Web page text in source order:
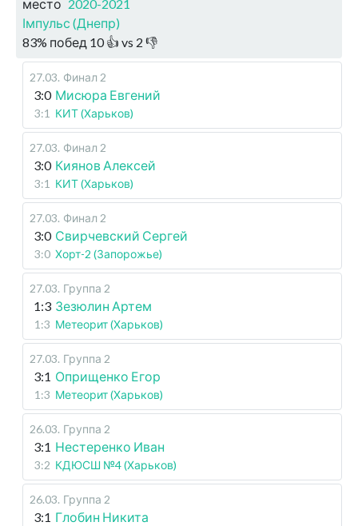
место 2020-2021
Імпульс (Днепр)
83% побед 10👍 vs 2 👎
27.03. Финал 2
3:0 Мисюра Евгений
3:1 КИТ (Харьков)
27.03. Финал 2
3:0 Киянов Алексей
3:1 КИТ (Харьков)
27.03. Финал 2
3:0 Свирчевский Сергей
3:0 Хорт-2 (Запорожье)
27.03. Группа 2
1:3 Зезюлин Артем
1:3 Метеорит (Харьков)
27.03. Группа 2
3:1 Оприщенко Егор
1:3 Метеорит (Харьков)
26.03. Группа 2
3:1 Нестеренко Иван
3:2 КДЮСШ №4 (Харьков)
26.03. Группа 2
3:1 Глобин Никита